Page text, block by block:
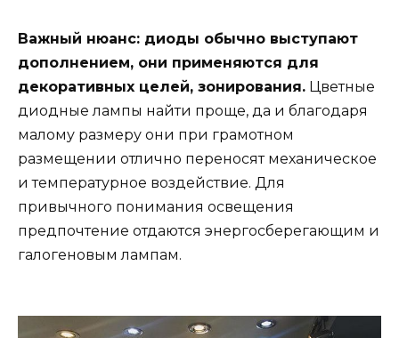
Важный нюанс: диоды обычно выступают
дополнением, они применяются для
декоративных целей, зонирования. Цветные
диодные лампы найти проще, да и благодаря
малому размеру они при грамотном
размещении отлично переносят механическое
и температурное воздействие. Для
привычного понимания освещения
предпочтение отдаются энергосберегающим и
галогеновым лампам.